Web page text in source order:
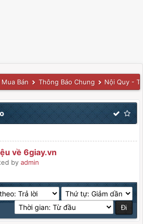
Bán Thông Báo Chung Nội Quy -
về 6giay.vn
by admin